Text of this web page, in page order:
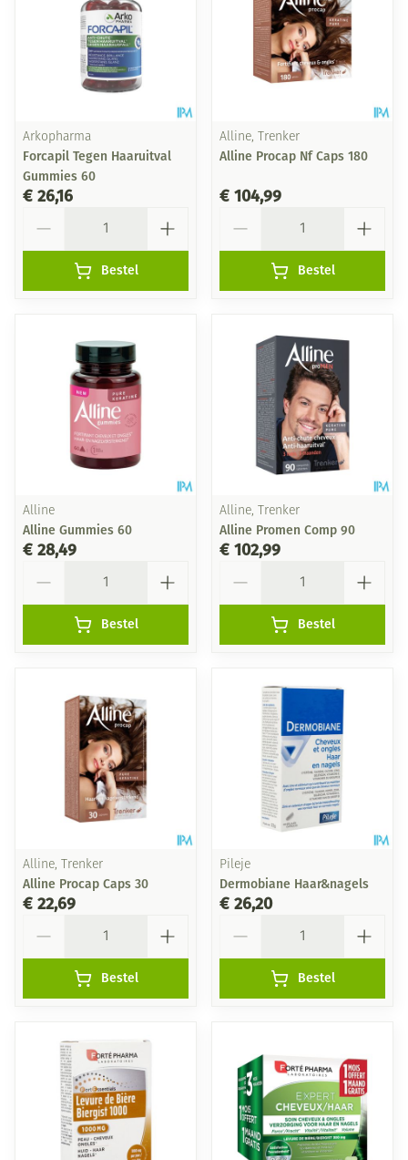
Arkopharma
Forcapil Tegen Haaruitval
Gummies 60
€ 26,16
Bestel
Alline, Trenker
Alline Procap Nf Caps 180
€ 104,99
Bestel
Alline
Alline Gummies 60
€ 28,49
Bestel
Alline, Trenker
Alline Promen Comp 90
€ 102,99
Bestel
Alline, Trenker
Alline Procap Caps 30
€ 22,69
Bestel
Pileje
Dermobiane Haar&nagels
€ 26,20
Bestel